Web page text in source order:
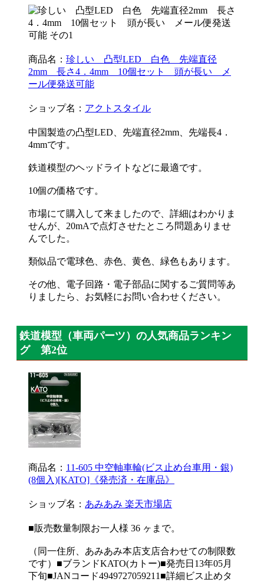
商品名： 珍しい 凸型LED 白色 先端直径
2mm 長さ4．4mm 10個セット 頭が長い メ
ール便発送可能
ショップ名： アクトスタイル
中国製造の凸型LED、先端直径2mm、先端長4．
4mmです。
鉄道模型のヘッドライトなどに最適です。
10個の価格です。
市場にて購入して来ましたので、詳細はわかりま
せんが、20mAで点灯させたところ問題ありませ
んでした。
類似品で電球色、赤色、黄色、緑色もあります。
その他、電子回路・電子部品に関するご質問等あ
りましたら、お気軽にお問い合わせください。
鉄道模型（車両パーツ）の人気商品ランキン
グ 第2位
商品名： 11-605 中空軸車輪(ビス止め台車用・銀)
(8個入)[KATO]《発売済・在庫品》
ショップ名： あみあみ 楽天市場店
■販売数量制限お一人様 36 ヶまで。
（同一住所、あみあみ本店支店合わせての制限数
です）■ブランドKATO(カトー)■発売日13年05月
下旬■JANコード4949727059211■詳細ビス止めタ